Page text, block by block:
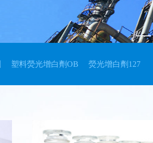
塑料熒光增白劑OB 熒光增白劑127